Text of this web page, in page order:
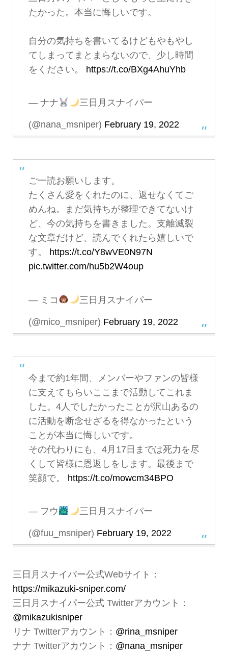
たかった。本当に悔しいです。
自分の気持ちを書いてるけどもやもやし
てしまってまとまらないので、少し時間
をください。 https://t.co/BXg4AhuYhb
— ナナ 三日月スナイパー
(@nana_msniper) February 19, 2022
ご一読お願いします。
たくさん愛をくれたのに、返せなくてご
めんね。まだ気持ちが整理できてないけ
ど、今の気持ちを書きました。支離滅裂
な文章だけど、読んでくれたら嬉しいで
す。
https://t.co/Y8wVE0N97N
pic.twitter.com/hu5b2W4oup
— ミコ 三日月スナイパー
(@mico_msniper) February 19, 2022
今まで約1年間、メンバーやファンの皆様
に支えてもらいここまで活動してこれま
した。4人でしたかったことが沢山あるの
に活動を断念せざるを得なかったという
ことが本当に悔しいです。
その代わりにも、4月17日までは死力を尽
くして皆様に恩返しをします。最後まで
笑顔で。 https://t.co/mowcm34BPO
— フウ 三日月スナイパー
(@fuu_msniper) February 19, 2022
三日月スナイパー公式Webサイト：
https://mikazuki-sniper.com/
三日月スナイパー公式 Twitterアカウント：
@mikazukisniper
リナ Twitterアカウント： @rina_msniper
ナナ Twitterアカウント： @nana_msniper